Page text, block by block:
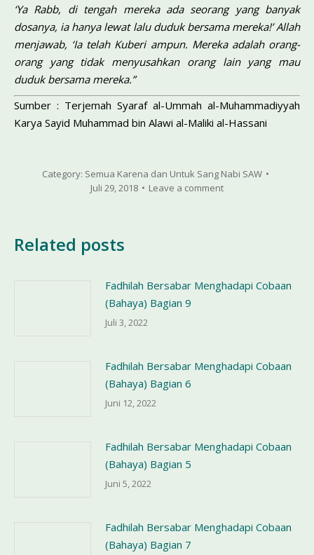
‘Ya Rabb, di tengah mereka ada seorang yang banyak
dosanya, ia hanya lewat lalu duduk bersama mereka!’ Allah
men­jawab, ‘Ia telah Kuberi ampun. Mereka adalah orang-
orang yang tidak menyusahkan orang lain yang mau
duduk bersama mereka.”
Sumber : Terjemah Syaraf al-Ummah al-Muhammadiyyah
Karya Sayid Muhammad bin Alawi al-Maliki al-Hassani
Category: Semua Karena dan Untuk Sang Nabi SAW
Juli 29, 2018
Leave a comment
Related posts
Fadhilah Bersabar Menghadapi Cobaan
(Bahaya) Bagian 9
Juli 3, 2022
Fadhilah Bersabar Menghadapi Cobaan
(Bahaya) Bagian 6
Juni 12, 2022
Fadhilah Bersabar Menghadapi Cobaan
(Bahaya) Bagian 5
Juni 5, 2022
Fadhilah Bersabar Menghadapi Cobaan
(Bahaya) Bagian 7